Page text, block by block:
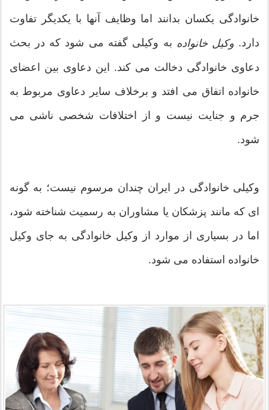
خانوادگی یکسان بدانند اما وظایف آنها با یکدیگر تفاوت
دارد. وکیل خانواده به وکیلی گفته می شود که در بحث
دعاوی خانوادگی دخالت می کند. این دعاوی بین اعضای
خانواده اتفاق می افتد و برخلاف سایر دعاوی مربوط به
جرم و جنایت نیست و از اختلافات شخصی ناشی می
شود.
وکیلی خانوادگی در ایران چندان مرسوم نیست؛ به گونه
ای که مانند پزشکان یا مشاوران به رسمیت شناخته شود،
اما در بسیاری از موارد از وکیل خانوادگی به جای وکیل
خانواده استفاده می شود.